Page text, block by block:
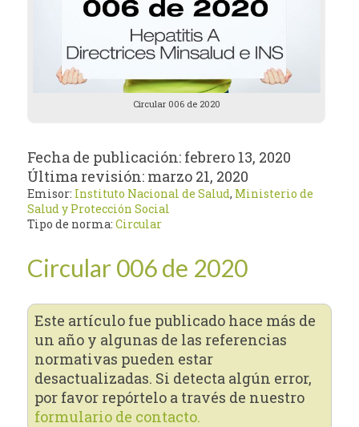
Circular 006 de 2020
Fecha de publicación: febrero 13, 2020
Última revisión: marzo 21, 2020
Emisor: Instituto Nacional de Salud, Ministerio de
Salud y Protección Social
Tipo de norma:Circular
Circular 006 de 2020
Este artículo fue publicado hace más de
un año y algunas de las referencias
normativas pueden estar
desactualizadas. Si detecta algún error,
por favor repórtelo a través de nuestro
formulario de contacto.